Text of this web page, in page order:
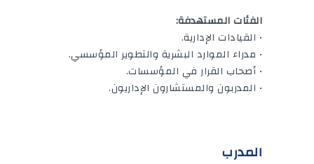
الفئات المستهدفة:
• القيادات الإدارية.
• مدراء الموارد البشرية والتطوير المؤسسي.
• أصحاب القرار في المؤسسات.
• المدربون والمستشارون الإداريون.
المدرب